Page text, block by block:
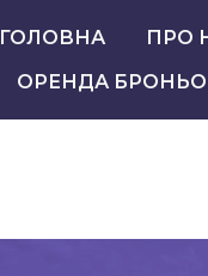
ГОЛОВНА ПРО
ОРЕНДА